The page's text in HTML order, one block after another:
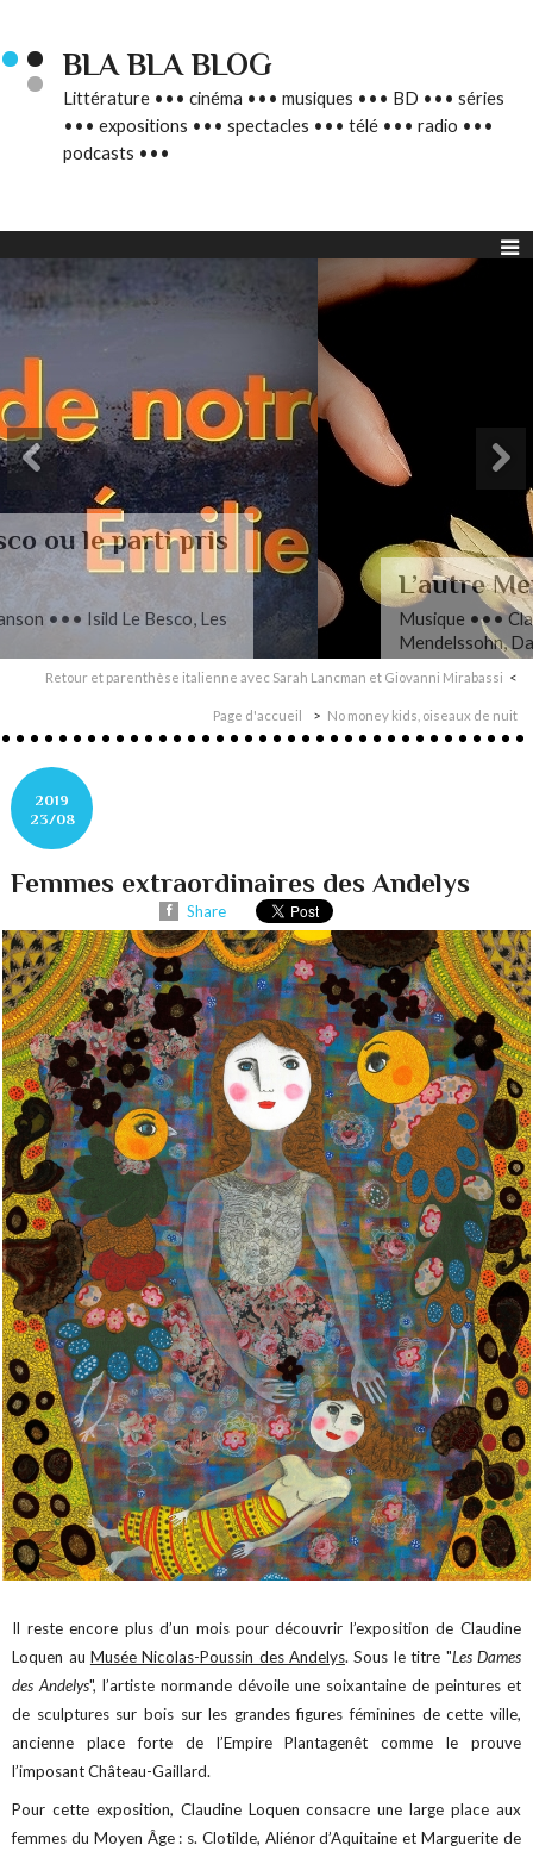
BLA BLA BLOG
Littérature ••• cinéma ••• musiques ••• BD ••• séries
••• expositions ••• spectacles ••• télé ••• radio •••
podcasts •••
L’autre Mendelssohn
Musique ••• Classique ••• Fanny
Retour et parenthèse italienne avec Sarah Lancman et Giovanni Mirabassi
Page d'accueil No money kids, oiseaux de nuit
2019
23/08
Femmes extraordinaires des Andelys
Share
Il reste encore plus d’un mois pour découvrir l’exposition de Claudine
Loquen au Musée Nicolas-Poussin des Andelys. Sous le titre "Les Dames
des Andelys", l’artiste normande dévoile une soixantaine de peintures et
de sculptures sur bois sur les grandes figures féminines de cette ville,
ancienne place forte de l’Empire Plantagenêt comme le prouve
l’imposant Château-Gaillard.
Pour cette exposition, Claudine Loquen consacre une large place aux
femmes du Moyen Âge : s. Clotilde, Aliénor d’Aquitaine et Marguerite de